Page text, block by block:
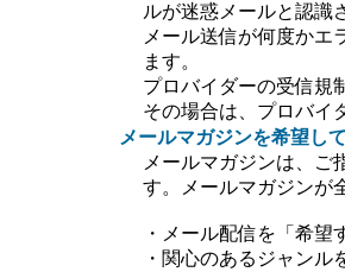
ルが迷惑メールと認識
メール送信が何度かエ
ます。
プロバイダーの受信規
その場合は、プロバイ
メールマガジンを希望し
メールマガジンは、ご
す。メールマガジンが
・メール配信を「希望
・関心のあるジャンル